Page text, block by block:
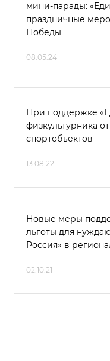
мини-парады:
праздничные
Победы
08.05.24
При поддержке
физкультурника
спортобъектов
13.08.22
Новые меры
льготы для
Россия» в
02.10.21